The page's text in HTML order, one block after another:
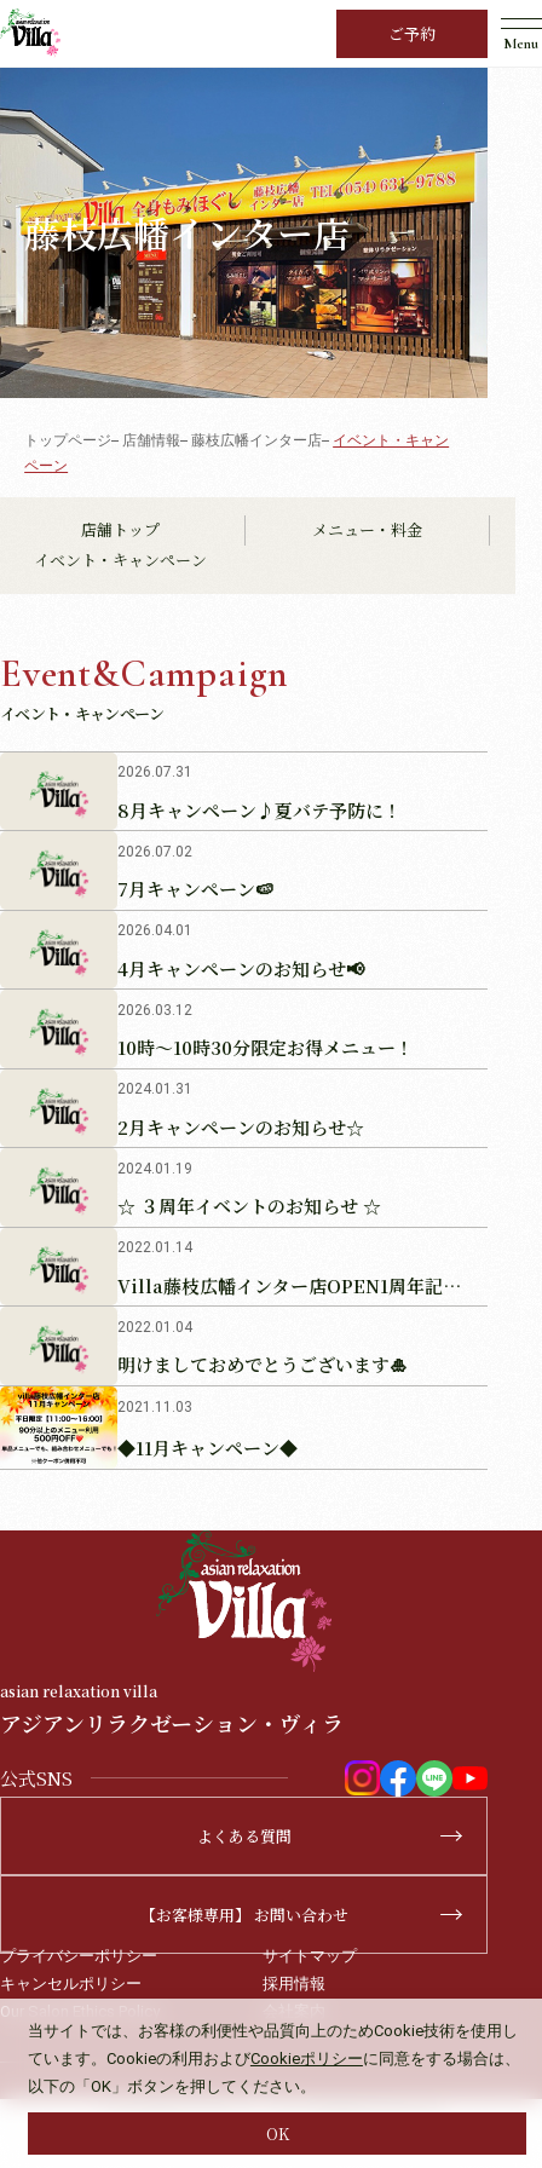
ご予約 Menu
店舗トップ
メニュー・料金
イベント・キャンペーン
藤枝広幡インター店
トップページ 店舗情報 藤枝広幡インター店
イベント・キャン
ペーン
Event&Campaign
イベント・キャンペーン
2026.07.31
8月キャンペーン♪夏バテ予防に！
2026.07.02
7月キャンペーン🍉
2026.04.01
4月キャンペーンのお知らせ📢
2026.03.12
10時〜10時30分限定お得メニュー！
2024.01.31
2月キャンペーンのお知らせ☆
2024.01.19
☆ ３周年イベントのお知らせ ☆
2022.01.14
Villa藤枝広幡インター店OPEN1周年記念
のお知らせ
2022.01.04
明けましておめでとうございます🎍
2021.11.03
◆11月キャンペーン◆
asian relaxation villa
アジアンリラクゼーション・ヴィラ
公式SNS
よくある質問
【お客様専用】 お問い合わせ
プライバシーポリシー
キャンセルポリシー
Our Salon Ethics Policy
サイトマップ
採用情報
Copyright © VILLA Co., Ltd. All Rights Reserved.
当サイトでは、お客様の利便性や品質向上のためCookie技術を使用し
ています。Cookieの利用およびCookieポリシーに同意をする場合は、
以下の「OK」ボタンを押してください。
OK